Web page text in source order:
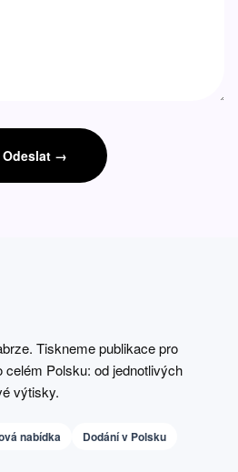
Tiskneme publikace pro
Polsku: od jednotlivých
výtisky.
nabídka Dodání v Polsku